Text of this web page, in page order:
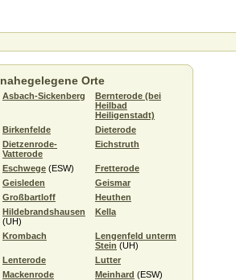
nahegelegene Orte
Asbach-Sickenberg
Bernterode (bei
Heilbad
Heiligenstadt)
Birkenfelde
Dieterode
Dietzenrode-
Vatterode
Eichstruth
Eschwege (ESW)
Fretterode
Geisleden
Geismar
Großbartloff
Heuthen
Hildebrandshausen
(UH)
Kella
Krombach
Lengenfeld unterm
Stein (UH)
Lenterode
Lutter
Mackenrode
Meinhard (ESW)